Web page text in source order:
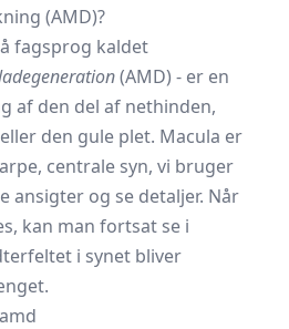
(AMD)?
fagsprog kaldet
(AMD) - er en
af den del af nethinden,
eller den gule plet. Macula er
centrale syn, vi bruger
ansigter og se detaljer. Når
kan man fortsat se i
i synet bliver